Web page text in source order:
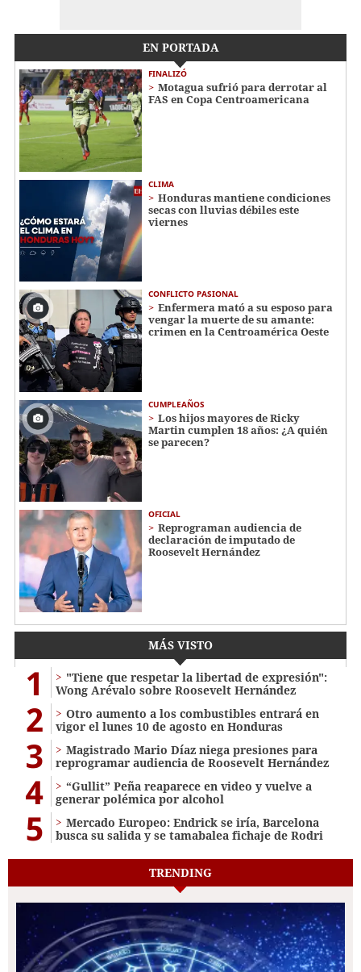
EN PORTADA
FINALIZÓ
Motagua sufrió para derrotar al
FAS en Copa Centroamericana
CLIMA
Honduras mantiene condiciones
secas con lluvias débiles este
viernes
CONFLICTO PASIONAL
Enfermera mató a su esposo para
vengar la muerte de su amante:
crimen en la Centroamérica Oeste
CUMPLEAÑOS
Los hijos mayores de Ricky
Martin cumplen 18 años: ¿A quién
se parecen?
OFICIAL
Reprograman audiencia de
declaración de imputado de
Roosevelt Hernández
MÁS VISTO
1
"Tiene que respetar la libertad de expresión":
Wong Arévalo sobre Roosevelt Hernández
2
Otro aumento a los combustibles entrará en
vigor el lunes 10 de agosto en Honduras
3
Magistrado Mario Díaz niega presiones para
reprogramar audiencia de Roosevelt Hernández
4
“Gullit” Peña reaparece en video y vuelve a
generar polémica por alcohol
5
Mercado Europeo: Endrick se iría, Barcelona
busca su salida y se tamabalea fichaje de Rodri
TRENDING